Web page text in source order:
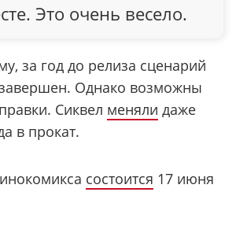
Это очень весело.
за год до релиза сценарий
Однако возможны
Сиквел меняли даже
в прокат.
состоится 17 июня